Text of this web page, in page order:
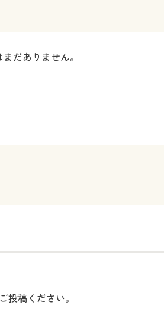
だありません。
投稿ください。